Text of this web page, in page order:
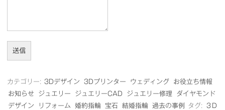
送信
カテゴリー: 3Dデザイン 3Dプリンター ウェディング
お役立ち情報
お知らせ
ジュエリー ジュエリーCAD ジュエリー修理
ダイヤモンド
デザイン
リフォーム 婚約指輪 宝石 結婚指輪 過去の事例 タグ:
３D